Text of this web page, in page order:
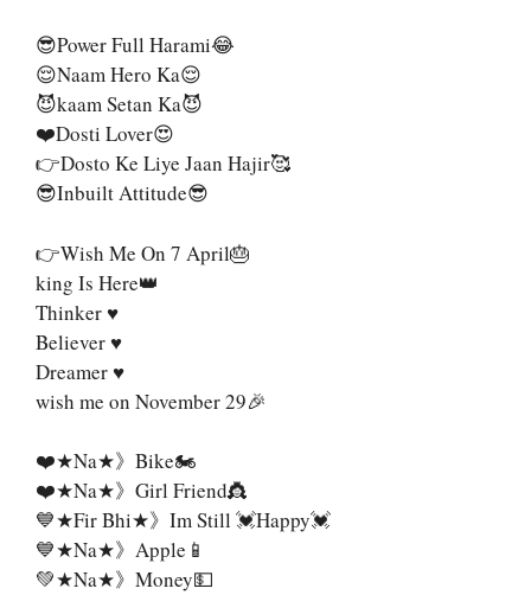
😎Power Full Harami😂
😌Naam Hero Ka😌
😈kaam Setan Ka😈
❤️Dosti Lover😍
👉Dosto Ke Liye Jaan Hajir🥰
😎Inbuilt Attitude😎
👉Wish Me On 7 April🎂
king Is Here👑
Thinker ♥️
Believer ♥️
Dreamer ♥️
wish me on November 29🎉
❤️★Na★》Bike🏍️
❤️★Na★》Girl Friend👸
💙★Fir Bhi★》Im Still 💓Happy💓
💙★Na★》Apple📱
💚★Na★》Money💵